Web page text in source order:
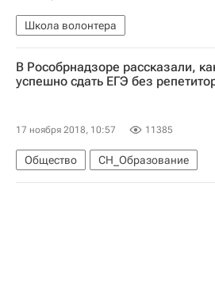
Школа волонтера
Школа медиаволонтера - Школа
Екатеринбург
Волонтерство в
В Рособрнадзоре рассказали,
успешно сдать ЕГЭ без
17 ноября 2018, 10:57 11385
Общество
СН_Образование
Анзор Музаев